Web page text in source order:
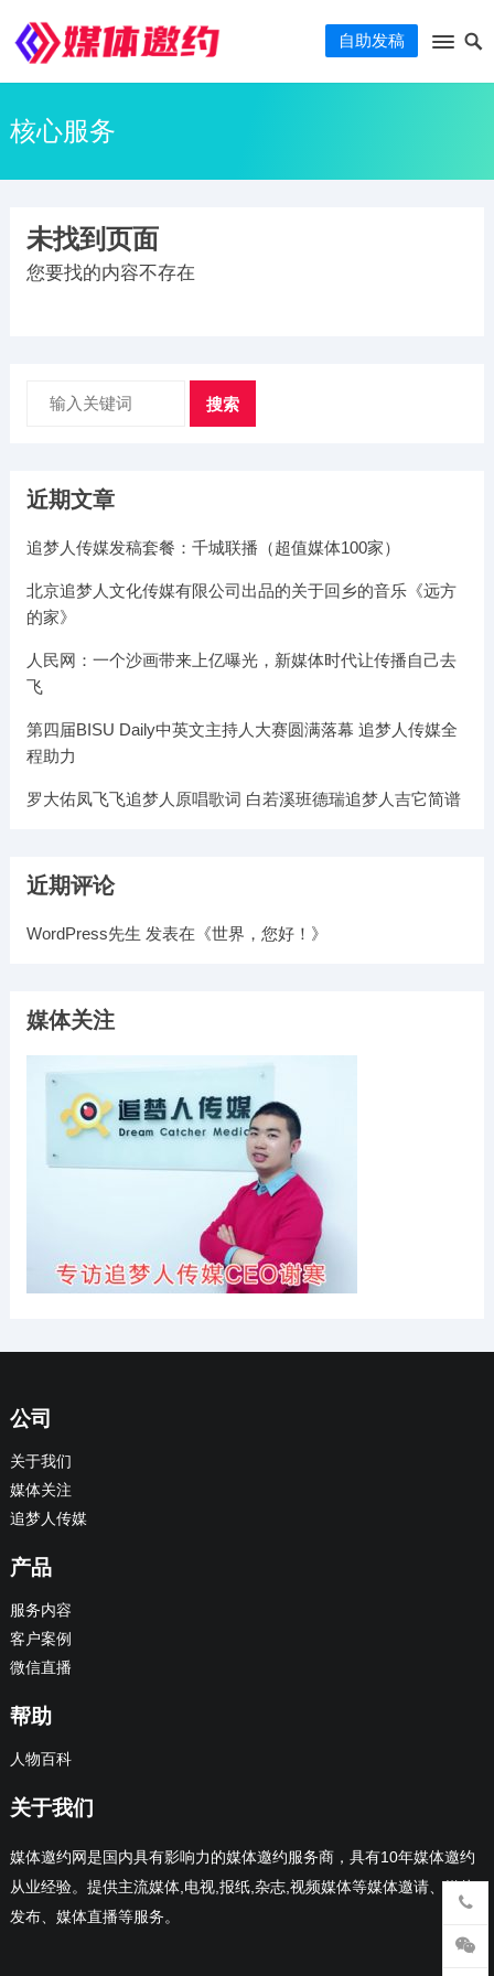
自助发稿
核心服务
未找到页面
您要找的内容不存在
搜索
近期文章
追梦人传媒发稿套餐：千城联播（超值媒体100家）
北京追梦人文化传媒有限公司出品的关于回乡的音乐《远方
的家》
人民网：一个沙画带来上亿曝光，新媒体时代让传播自己去
飞
第四届BISU Daily中英文主持人大赛圆满落幕 追梦人传媒全
程助力
罗大佑凤飞飞追梦人原唱歌词 白若溪班德瑞追梦人吉它简谱
近期评论
WordPress先生 发表在《世界，您好！ 》
媒体关注
公司
关于我们
媒体关注
追梦人传媒
产品
服务内容
客户案例
微信直播
帮助
人物百科
关于我们
媒体邀约网是国内具有影响力的媒体邀约服务商，具有10年媒体邀约
从业经验。提供主流媒体,电视,报纸,杂志,视频媒体等媒体邀请、媒体
发布、媒体直播等服务。